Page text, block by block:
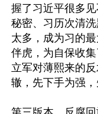
握了习近平很多
秘密、习历次清
太多，成为习的
伴虎，为自保收
立军对薄熙来的
辙，先下手为强，